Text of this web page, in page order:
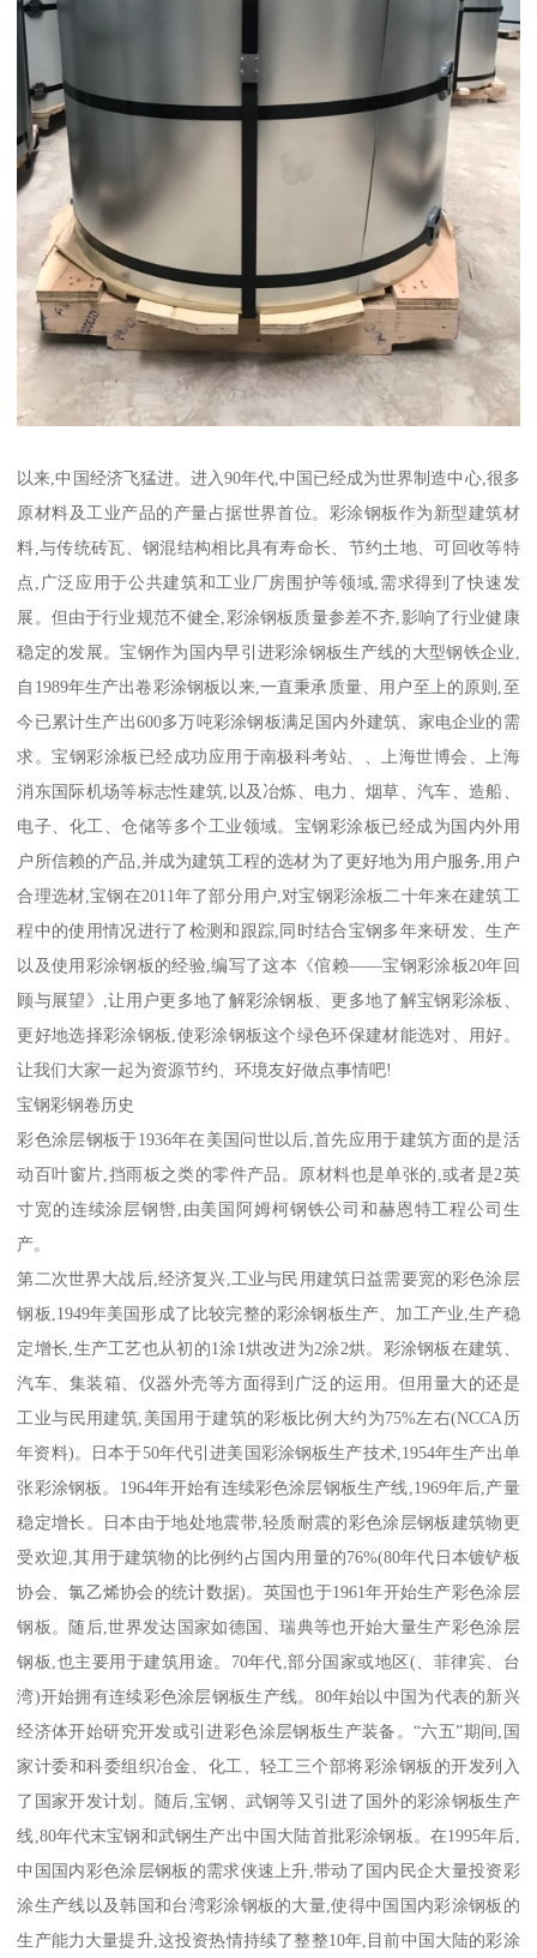
以来,中国经济飞猛进。进入90年代,中国已经成为世界制造中心,很多
原材料及工业产品的产量占据世界首位。彩涂钢板作为新型建筑材
料,与传统砖瓦、钢混结构相比具有寿命长、节约土地、可回收等特
点,广泛应用于公共建筑和工业厂房围护等领域,需求得到了快速发
展。但由于行业规范不健全,彩涂钢板质量参差不齐,影响了行业健康
稳定的发展。宝钢作为国内早引进彩涂钢板生产线的大型钢铁企业,
自1989年生产出卷彩涂钢板以来,一直秉承质量、用户至上的原则,至
今已累计生产出600多万吨彩涂钢板满足国内外建筑、家电企业的需
求。宝钢彩涂板已经成功应用于南极科考站、、上海世博会、上海
消东国际机场等标志性建筑,以及冶炼、电力、烟草、汽车、造船、
电子、化工、仓储等多个工业领域。宝钢彩涂板已经成为国内外用
户所信赖的产品,并成为建筑工程的选材为了更好地为用户服务,用户
合理选材,宝钢在2011年了部分用户,对宝钢彩涂板二十年来在建筑工
程中的使用情况进行了检测和跟踪,同时结合宝钢多年来研发、生产
以及使用彩涂钢板的经验,编写了这本《倌赖——宝钢彩涂板20年回
顾与展望》,让用户更多地了解彩涂钢板、更多地了解宝钢彩涂板、
更好地选择彩涂钢板,使彩涂钢板这个绿色环保建材能选对、用好。
让我们大家一起为资源节约、环境友好做点事情吧!
宝钢彩钢卷历史
彩色涂层钢板于1936年在美国问世以后,首先应用于建筑方面的是活
动百叶窗片,挡雨板之类的零件产品。原材料也是单张的,或者是2英
寸宽的连续涂层钢辔,由美国阿姆柯钢铁公司和赫恩特工程公司生
产。
第二次世界大战后,经济复兴,工业与民用建筑日益需要宽的彩色涂层
钢板,1949年美国形成了比较完整的彩涂钢板生产、加工产业,生产稳
定增长,生产工艺也从初的1涂1烘改进为2涂2烘。彩涂钢板在建筑、
汽车、集装箱、仪器外壳等方面得到广泛的运用。但用量大的还是
工业与民用建筑,美国用于建筑的彩板比例大约为75%左右(NCCA历
年资料)。日本于50年代引进美国彩涂钢板生产技术,1954年生产出单
张彩涂钢板。1964年开始有连续彩色涂层钢板生产线,1969年后,产量
稳定增长。日本由于地处地震带,轻质耐震的彩色涂层钢板建筑物更
受欢迎,其用于建筑物的比例约占国内用量的76%(80年代日本镀铲板
协会、氯乙烯协会的统计数据)。英国也于1961年开始生产彩色涂层
钢板。随后,世界发达国家如德国、瑞典等也开始大量生产彩色涂层
钢板,也主要用于建筑用途。70年代,部分国家或地区(、菲律宾、台
湾)开始拥有连续彩色涂层钢板生产线。80年始以中国为代表的新兴
经济体开始研究开发或引进彩色涂层钢板生产装备。“六五”期间,国
家计委和科委组织冶金、化工、轻工三个部将彩涂钢板的开发列入
了国家开发计划。随后,宝钢、武钢等又引进了国外的彩涂钢板生产
线,80年代末宝钢和武钢生产出中国大陆首批彩涂钢板。在1995年后,
中国国内彩色涂层钢板的需求侠速上升,带动了国内民企大量投资彩
涂生产线以及韩国和台湾彩涂钢板的大量,使得中国国内彩涂钢板的
生产能力大量提升,这投资热情持续了整整10年,目前中国大陆的彩涂